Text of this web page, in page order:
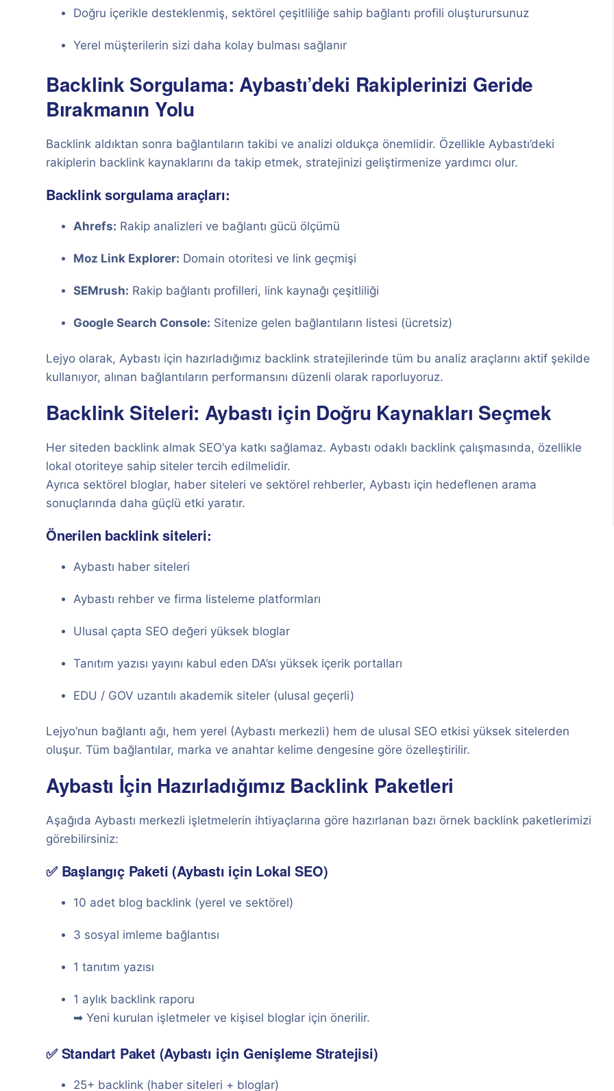
Doğru içerikle desteklenmiş, sektörel çeşitliliğe sahip bağlantı profili oluşturursunuz
Yerel müşterilerin sizi daha kolay bulması sağlanır
Backlink Sorgulama: Aybastı’deki Rakiplerinizi Geride
Bırakmanın Yolu
Backlink aldıktan sonra bağlantıların takibi ve analizi oldukça önemlidir. Özellikle Aybastı’deki
rakiplerin backlink kaynaklarını da takip etmek, stratejinizi geliştirmenize yardımcı olur.
Backlink sorgulama araçları:
Ahrefs: Rakip analizleri ve bağlantı gücü ölçümü
Moz Link Explorer: Domain otoritesi ve link geçmişi
SEMrush: Rakip bağlantı profilleri, link kaynağı çeşitliliği
Google Search Console: Sitenize gelen bağlantıların listesi (ücretsiz)
Lejyo olarak, Aybastı için hazırladığımız backlink stratejilerinde tüm bu analiz araçlarını aktif şekilde
kullanıyor, alınan bağlantıların performansını düzenli olarak raporluyoruz.
Backlink Siteleri: Aybastı için Doğru Kaynakları Seçmek
Her siteden backlink almak SEO’ya katkı sağlamaz. Aybastı odaklı backlink çalışmasında, özellikle
lokal otoriteye sahip siteler tercih edilmelidir.
Ayrıca sektörel bloglar, haber siteleri ve sektörel rehberler, Aybastı için hedeflenen arama
sonuçlarında daha güçlü etki yaratır.
Önerilen backlink siteleri:
Aybastı haber siteleri
Aybastı rehber ve firma listeleme platformları
Ulusal çapta SEO değeri yüksek bloglar
Tanıtım yazısı yayını kabul eden DA’sı yüksek içerik portalları
EDU / GOV uzantılı akademik siteler (ulusal geçerli)
Lejyo’nun bağlantı ağı, hem yerel (Aybastı merkezli) hem de ulusal SEO etkisi yüksek sitelerden
oluşur. Tüm bağlantılar, marka ve anahtar kelime dengesine göre özelleştirilir.
Aybastı İçin Hazırladığımız Backlink Paketleri
Aşağıda Aybastı merkezli işletmelerin ihtiyaçlarına göre hazırlanan bazı örnek backlink paketlerimizi
görebilirsiniz:
✅ Başlangıç Paketi (Aybastı için Lokal SEO)
10 adet blog backlink (yerel ve sektörel)
3 sosyal imleme bağlantısı
1 tanıtım yazısı
1 aylık backlink raporu
➡ Yeni kurulan işletmeler ve kişisel bloglar için önerilir.
✅ Standart Paket (Aybastı için Genişleme Stratejisi)
25+ backlink (haber siteleri + bloglar)